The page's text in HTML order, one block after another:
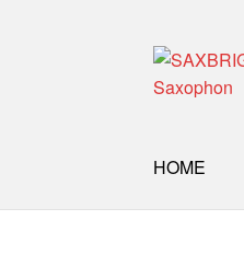
Zur
Navigation
Zum
Inhalt
HOME